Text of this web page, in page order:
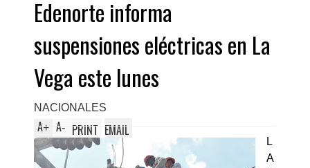
Edenorte informa
suspensiones eléctricas en La
Vega este lunes
NACIONALES
A+ A- PRINT EMAIL
L
A